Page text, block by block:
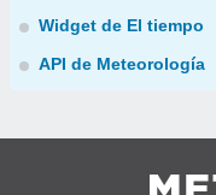
Widget de El tiempo
API de Meteorología